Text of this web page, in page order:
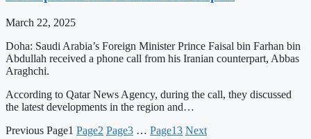
March 22, 2025
Doha: Saudi Arabia’s Foreign Minister Prince Faisal bin Farhan bin
Abdullah received a phone call from his Iranian counterpart, Abbas
Araghchi.
According to Qatar News Agency, during the call, they discussed
the latest developments in the region and…
Previous Page1 Page2 Page3 … Page13 Next